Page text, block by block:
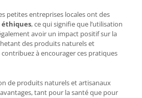
petites entreprises locales ont des
éthiques, ce qui signifie que l’utilisation
avoir un impact positif sur la
des produits naturels et
à encourager ces pratiques
de produits naturels et artisanaux
tant pour la santé que pour